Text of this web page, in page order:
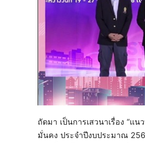
ถัดมา เป็นการเสวนาเรื่อง “แ
มั่นคง ประจำปีงบประมาณ